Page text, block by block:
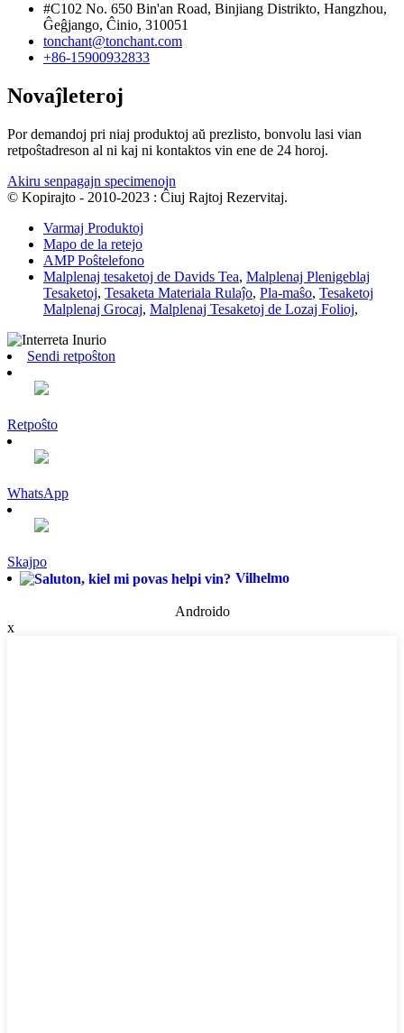
#C102 No. 650 Bin'an Road, Binjiang Distrikto, Hangzhou,
Ĝeĝjango, Ĉinio, 310051
tonchant@tonchant.com
+86-15900932833
Novaĵleteroj
Por demandoj pri niaj produktoj aŭ prezlisto, bonvolu lasi vian
retpoŝtadreson al ni kaj ni kontaktos vin ene de 24 horoj.
Akiru senpagajn specimenojn
© Kopirajto - 2010-2023 : Ĉiuj Rajtoj Rezervitaj.
Varmaj Produktoj
Mapo de la retejo
AMP Poŝtelefono
Malplenaj tesaketoj de Davids Tea, Malplenaj Plenigeblaj
Tesaketoj, Tesaketa Materiala Rulaĵo, Pla-maŝo, Tesaketoj
Malplenaj Grocaj, Malplenaj Tesaketoj de Lozaj Folioj,
Sendi retpoŝton
Retpoŝto
WhatsApp
Skajpo
Vilhelmo
Androido
x